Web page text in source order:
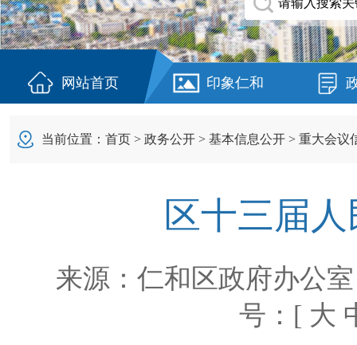
网站首页 印象仁和
当前位置： 首页 > 政务公开 > 基本信息公开 > 重大会议
区十三届
来源： 仁和区政府办公室
号：[ 大